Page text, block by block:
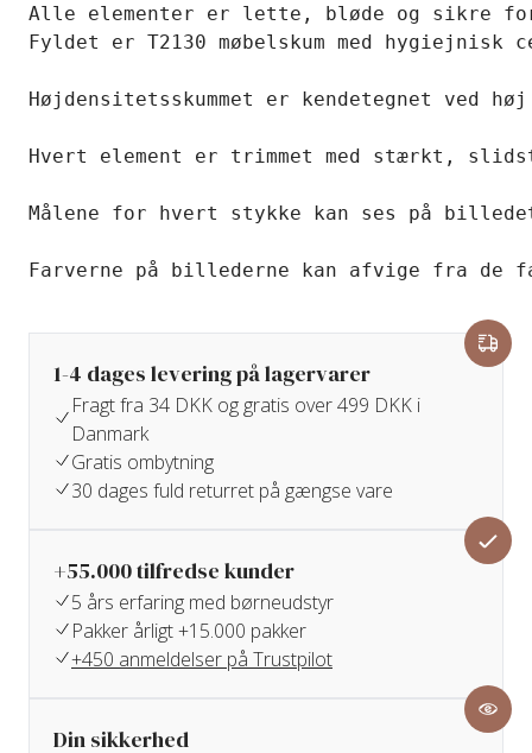
Alle elementer er lette, bløde og sikre
Fyldet er T2130 møbelskum med
Højdensitetsskummet er kendetegnet
Hvert element er trimmet med stærkt,
Målene for hvert stykke kan ses på
Farverne på billederne kan afvige fra
1-4 dages levering på lagervarer
Fragt fra 34 DKK og gratis over 499 DKK i
Danmark
Gratis ombytning
30 dages fuld returret på gængse vare
+55.000 tilfredse kunder
5 års erfaring med børneudstyr
Pakker årligt +15.000 pakker
+450 anmeldelser på Trustpilot
Din sikkerhed